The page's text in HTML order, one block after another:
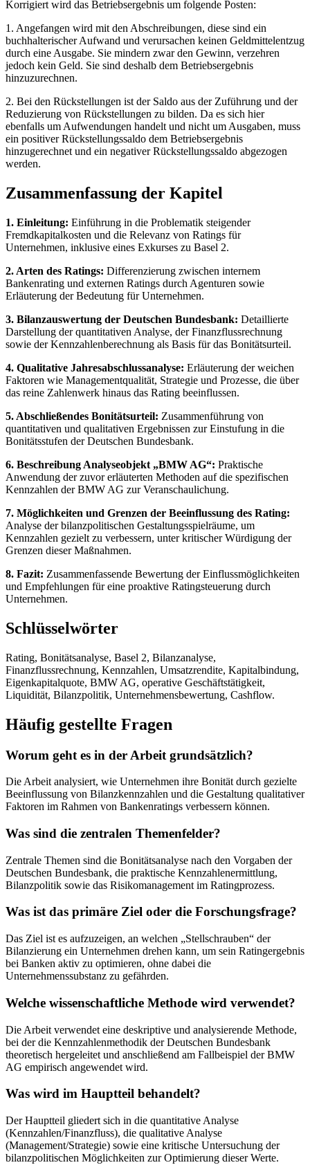
Korrigiert wird das Betriebsergebnis um folgende Posten:
1. Angefangen wird mit den Abschreibungen, diese sind ein
buchhalterischer Aufwand und verursachen keinen Geldmittelentzug
durch eine Ausgabe. Sie mindern zwar den Gewinn, verzehren
jedoch kein Geld. Sie sind deshalb dem Betriebsergebnis
hinzuzurechnen.
2. Bei den Rückstellungen ist der Saldo aus der Zuführung und der
Reduzierung von Rückstellungen zu bilden. Da es sich hier
ebenfalls um Aufwendungen handelt und nicht um Ausgaben, muss
ein positiver Rückstellungssaldo dem Betriebsergebnis
hinzugerechnet und ein negativer Rückstellungssaldo abgezogen
werden.
Zusammenfassung der Kapitel
1. Einleitung: Einführung in die Problematik steigender
Fremdkapitalkosten und die Relevanz von Ratings für
Unternehmen, inklusive eines Exkurses zu Basel 2.
2. Arten des Ratings: Differenzierung zwischen internem
Bankenrating und externen Ratings durch Agenturen sowie
Erläuterung der Bedeutung für Unternehmen.
3. Bilanzauswertung der Deutschen Bundesbank: Detaillierte
Darstellung der quantitativen Analyse, der Finanzflussrechnung
sowie der Kennzahlenberechnung als Basis für das Bonitätsurteil.
4. Qualitative Jahresabschlussanalyse: Erläuterung der weichen
Faktoren wie Managementqualität, Strategie und Prozesse, die über
das reine Zahlenwerk hinaus das Rating beeinflussen.
5. Abschließendes Bonitätsurteil: Zusammenführung von
quantitativen und qualitativen Ergebnissen zur Einstufung in die
Bonitätsstufen der Deutschen Bundesbank.
6. Beschreibung Analyseobjekt „BMW AG“: Praktische
Anwendung der zuvor erläuterten Methoden auf die spezifischen
Kennzahlen der BMW AG zur Veranschaulichung.
7. Möglichkeiten und Grenzen der Beeinflussung des Rating:
Analyse der bilanzpolitischen Gestaltungsspielräume, um
Kennzahlen gezielt zu verbessern, unter kritischer Würdigung der
Grenzen dieser Maßnahmen.
8. Fazit: Zusammenfassende Bewertung der Einflussmöglichkeiten
und Empfehlungen für eine proaktive Ratingsteuerung durch
Unternehmen.
Schlüsselwörter
Rating, Bonitätsanalyse, Basel 2, Bilanzanalyse,
Finanzflussrechnung, Kennzahlen, Umsatzrendite, Kapitalbindung,
Eigenkapitalquote, BMW AG, operative Geschäftstätigkeit,
Liquidität, Bilanzpolitik, Unternehmensbewertung, Cashflow.
Häufig gestellte Fragen
Worum geht es in der Arbeit grundsätzlich?
Die Arbeit analysiert, wie Unternehmen ihre Bonität durch gezielte
Beeinflussung von Bilanzkennzahlen und die Gestaltung qualitativer
Faktoren im Rahmen von Bankenratings verbessern können.
Was sind die zentralen Themenfelder?
Zentrale Themen sind die Bonitätsanalyse nach den Vorgaben der
Deutschen Bundesbank, die praktische Kennzahlenermittlung,
Bilanzpolitik sowie das Risikomanagement im Ratingprozess.
Was ist das primäre Ziel oder die Forschungsfrage?
Das Ziel ist es aufzuzeigen, an welchen „Stellschrauben“ der
Bilanzierung ein Unternehmen drehen kann, um sein Ratingergebnis
bei Banken aktiv zu optimieren, ohne dabei die
Unternehmenssubstanz zu gefährden.
Welche wissenschaftliche Methode wird verwendet?
Die Arbeit verwendet eine deskriptive und analysierende Methode,
bei der die Kennzahlenmethodik der Deutschen Bundesbank
theoretisch hergeleitet und anschließend am Fallbeispiel der BMW
AG empirisch angewendet wird.
Was wird im Hauptteil behandelt?
Der Hauptteil gliedert sich in die quantitative Analyse
(Kennzahlen/Finanzfluss), die qualitative Analyse
(Management/Strategie) sowie eine kritische Untersuchung der
bilanzpolitischen Möglichkeiten zur Optimierung dieser Werte.